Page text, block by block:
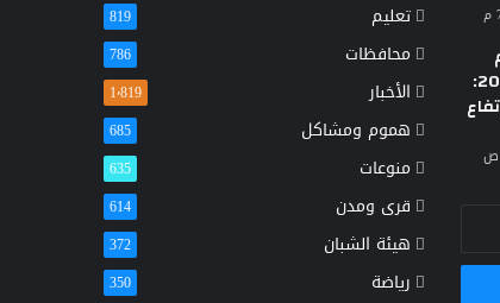
الأحد 23 مارس 2025:
تعليم 819
محافظات 786
الأخبار 1٬819
هموم ومشاكل 685
منوعات 635
قرى ومدن 614
هيئة الشبان 372
رياضة 350